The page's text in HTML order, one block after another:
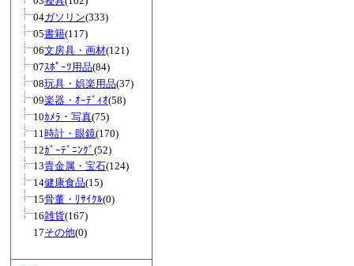
04ガソリン(333)
05書籍(117)
06文房具・画材(121)
07ｽﾎﾟｰﾂ用品(84)
08玩具・娯楽用品(37)
09楽器・ｵｰﾃﾞｨｵ(58)
10ｶﾒﾗ・写真(75)
11時計・眼鏡(170)
12ｶﾞｰﾃﾞﾆﾝｸﾞ (52)
13貴金属・宝石(124)
14健康食品(15)
15骨董・ﾘｻｲｸﾙ(0)
16雑貨(167)
17その他(0)